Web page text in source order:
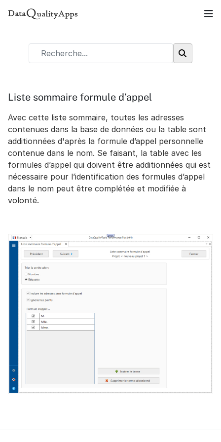
Liste sommaire formule d’appel
Avec cette liste sommaire, toutes les adresses
contenues dans la base de données ou la table sont
additionnées d'après la formule d’appel personnelle
contenue dans le nom. Se faisant, la table avec les
formules d’appel qui doivent être additionnées qui est
nécessaire pour l’identification des formules d’appel
dans le nom peut être complétée et modifiée à
volonté.